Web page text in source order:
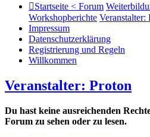
Startseite < Forum
Workshopberichte Veranstalter:
Impressum
Datenschutzerklärung
Registrierung und Regeln
Willkommen
Veranstalter: Proton
Du hast keine ausreichenden
Forum zu sehen oder zu lesen.